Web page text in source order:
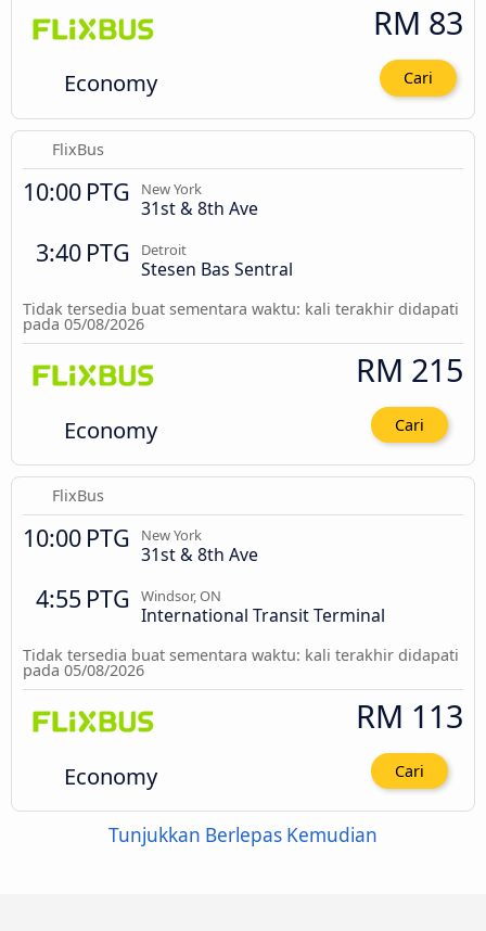
Economy
RM 83
Cari
FlixBus
10:00 PTG New York
31st & 8th Ave
3:40 PTG Detroit
Stesen Bas Sentral
Tidak tersedia buat sementara waktu: kali terakhir didapati
pada 05/08/2026
Economy
RM 215
Cari
FlixBus
10:00 PTG New York
31st & 8th Ave
4:55 PTG Windsor, ON
International Transit Terminal
Tidak tersedia buat sementara waktu: kali terakhir didapati
pada 05/08/2026
Economy
RM 113
Cari
Tunjukkan Berlepas Kemudian